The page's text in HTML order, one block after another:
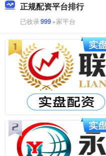
正规配资平台排行
已收录999+家平台